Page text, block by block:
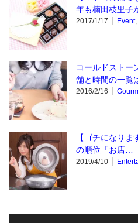
年も楠田枝里子
2017/1/17 Event,
コールドストー
舗と時間の一覧
2016/2/16
【ゴチになり
の順位「お店…
2019/4/10